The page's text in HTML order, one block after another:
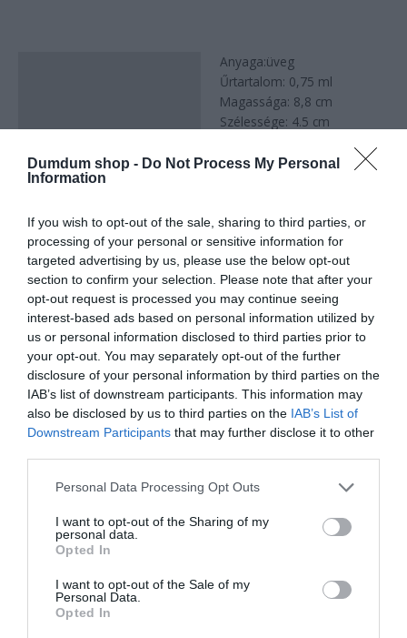
Dumdum shop - Do Not Process My Personal
Information
If you wish to opt-out of the sale, sharing to third parties, or
processing of your personal or sensitive information for
targeted advertising by us, please use the below opt-out
section to confirm your selection. Please note that after your
opt-out request is processed you may continue seeing
interest-based ads based on personal information utilized by
us or personal information disclosed to third parties prior to
your opt-out. You may separately opt-out of the further
disclosure of your personal information by third parties on the
IAB’s list of downstream participants. This information may
also be disclosed by us to third parties on the IAB’s List of
Downstream Participants that may further disclose it to other
Please note that this website/app uses one or more Google
not limited to your visit or usage behaviour. You may click to
grant or deny consent to Google and its third-party tags to
use your data for below specified purposes in below Google
consent section.
Personal Data Processing Opt Outs
I want to opt-out of the Sharing of my
personal data.
Opted In
I want to opt-out of the Sale of my
Personal Data.
Opted In
Anyaga:üveg
Űrtartalom: 0,75 ml
Magassága: 8,8 cm
Szélessége: 4.5 cm
BANDI FRISSÍTŐJE
NEVES TÜSKE PÁLINKÁS
NEVES TÜSKE PÁLINKÁS
0
/